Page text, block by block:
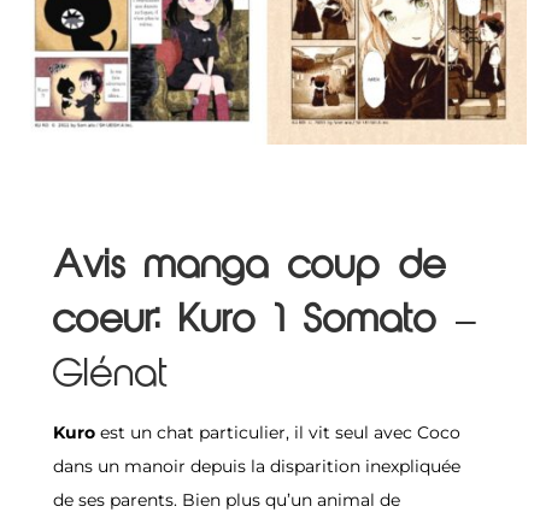
Avis manga coup de
coeur: Kuro 1 Somato –
Glénat
Kuroest un chat particulier, il vit seul avec Coco
dans un manoir depuis la disparition inexpliquée
de ses parents. Bien plus qu’un animal de